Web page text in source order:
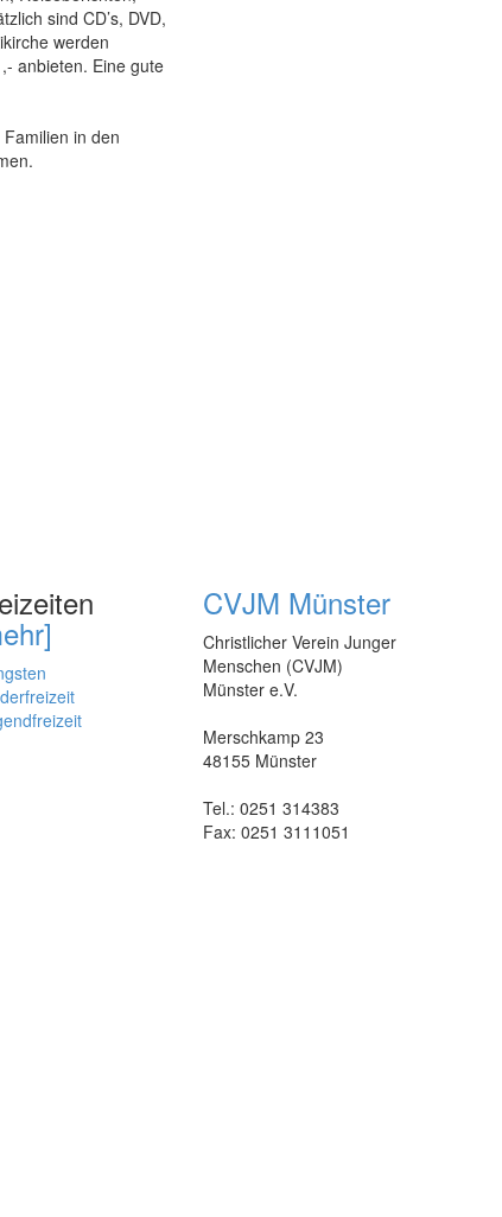
sind CD’s, DVD,
werden
anbieten. Eine gute
in den
CVJM Münster
Christlicher Verein Junger
Menschen (CVJM)
Münster e.V.
Merschkamp 23
48155 Münster
Tel.: 0251 314383
Fax: 0251 3111051